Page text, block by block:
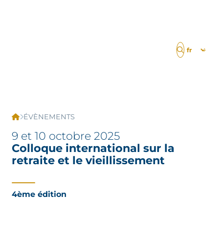
LA CHAIRE ESOPS
L’ÉQUIPE
ÉVÈNEMENTS
9 et 10 octobre 2025
Colloque international sur la
retraite et le vieillissement
4ème édition